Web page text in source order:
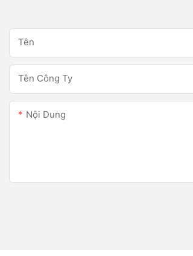
Tên
Tên Công Ty
Nội Dung